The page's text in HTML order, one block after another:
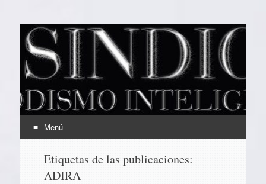
EL SINDICAL
Periodismo Inteligente
Menú
contenido
Etiquetas de las publicaciones:
ADIRA